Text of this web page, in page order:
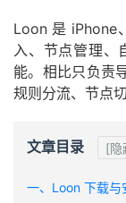
Loon 是 iPhone
入、节点管理、
能。相比只负责
规则分流、节点
文章目录 [隐
一、Loon 下载与